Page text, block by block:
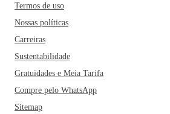
Termos de uso
Nossas políticas
Carreiras
Sustentabilidade
Gratuidades e Meia Tarifa
Compre pelo WhatsApp
Sitemap